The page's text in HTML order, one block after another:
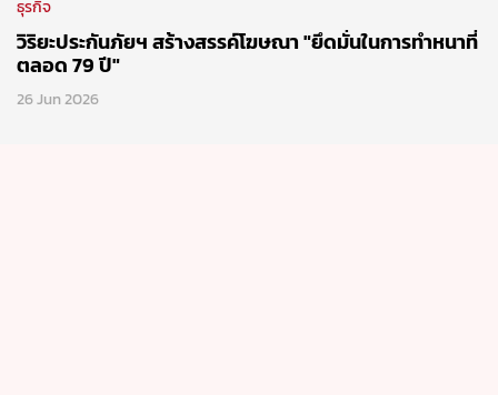
ธุรกิจ
วิริยะประกันภัยฯ สร้างสรรค์โฆษณา "ยึดมั่นในการทำหนาที่
ตลอด 79 ปี"
26 Jun 2026